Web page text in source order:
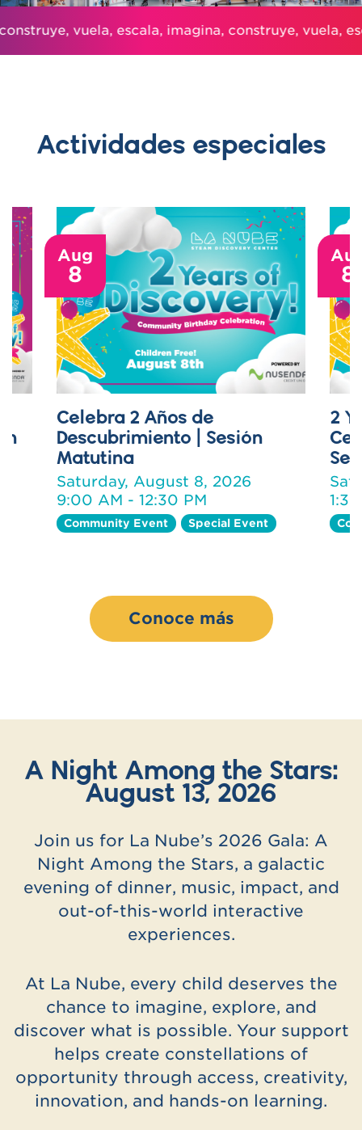
vuela, escala, imagina, construye, vuela,
Actividades especiales
Celebra 2 Años de
Descubrimiento | Sesión
Matutina
Saturday, August 8, 2026
9:00 AM - 12:30 PM
Community Event Special Event
Aug
8
2
8
Conoce más
A Night Among the Stars:
August 13, 2026
Join us for La Nube’s 2026 Gala: A
Night Among the Stars, a galactic
evening of dinner, music, impact, and
out-of-this-world interactive
experiences.
At La Nube, every child deserves the
chance to imagine, explore, and
discover what is possible. Your support
helps create constellations of
opportunity through access, creativity,
innovation, and hands-on learning.